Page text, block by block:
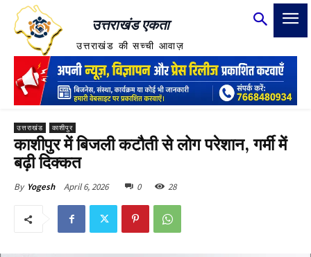
उत्तराखंड एकता
उत्तराखंड की सच्ची आवाज़
उत्तराखंड काशीपुर
काशीपुर में बिजली कटौती से लोग परेशान, गर्मी में
बढ़ी दिक्कत
By Yogesh April 6, 2026 0 28